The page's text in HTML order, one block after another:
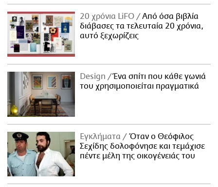
20 χρόνια LiFO
Από όσα βιβλία
διάβασες τα τελευταία 20 χρόνια,
αυτό ξεχωρίζεις
Design
Ένα σπίτι που κάθε γωνιά
του χρησιμοποιείται πραγματικά
Εγκλήματα
Όταν ο Θεόφιλος
Σεχίδης δολοφόνησε και τεμάχισε
πέντε μέλη της οικογένειάς του